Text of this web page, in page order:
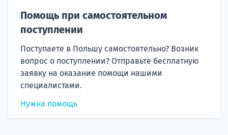
Помощь при самостоятельном
поступлении
Поступаете в Польшу самостоятельно? Возник
вопрос о поступлении? Отправьте бесплатную
заявку на оказание помощи нашими
специалистами.
Нужна помощь